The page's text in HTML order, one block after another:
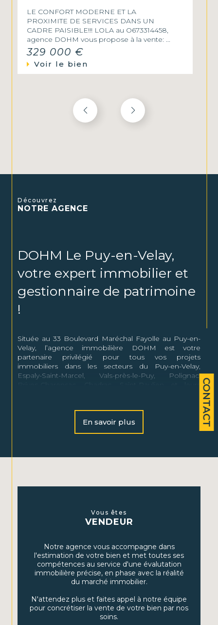
CONTACT
Exclusivité Dohm Immobilier ! A vendre, bel
appartement 3 pièces de 60m² avec
terrasse et parking, situé en rez-de-
chaussée d’une petite...
Voir le bien
Découvrez
NOTRE AGENCE
DOHM Le Puy-en-Velay,
votre expert immobilier et
gestionnaire de patrimoine
!
Située au 33 Boulevard Maréchal Fayolle au Puy-en-
Velay, l’agence immobilière DOHM est votre
partenaire privilégié pour tous vos projets
immobiliers dans les secteurs du Puy-en-Velay,
Espaly-Saint-Marcel, Vals-près-le-Puy, Polignac,
Notre équipe dynamique vous accompagne dans la
vente, l’achat et la location de biens immobiliers, ainsi
que dans la gestion locative. Nous vous offrons
investissements et assurer votre avenir financier.
Nos services
expertise pour vendre rapidement ou dénicher le
bien parfait, que ce soit pour une résidence
Location :Découvrez une large sélection de maisons
et d’appartements à louer dans les secteurs que nous
couvrons.
Gestion locative :Nous assurons la gestion complète
de votre bien, incluant la recherche de locataires, la
gestion des baux et l'entretien du bien.
En savoir plus
Vous êtes
VENDEUR
Notre agence vous accompagne dans
l'estimation de votre bien et met toutes ses
compétences au service d'une évalutation
immobilière précise, en phase avec la réalité
du marché immobilier.
N'attendez plus et faites appel à notre équipe
pour concrétiser la vente de votre bien par nos
soins.